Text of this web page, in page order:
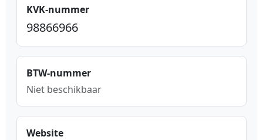
KVK-nummer
98866966
BTW-nummer
Niet beschikbaar
Website